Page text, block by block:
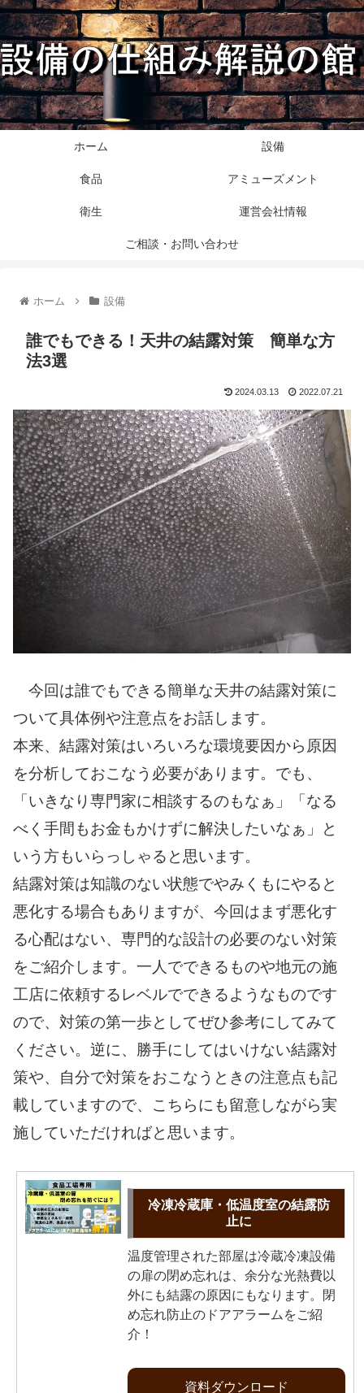
ホーム 設備
食品 アミューズメント
衛生 運営会社情報
ご相談・お問い合わせ
ホーム 設備
誰でもできる！天井の結露対策 簡単な方
法3選
2024.03.13 2022.07.21
今回は誰でもできる簡単な天井の結露対策に
ついて具体例や注意点をお話します。
本来、結露対策はいろいろな環境要因から原因
を分析しておこなう必要があります。でも、
「いきなり専門家に相談するのもなぁ」「なる
べく手間もお金もかけずに解決したいなぁ」と
いう方もいらっしゃると思います。
結露対策は知識のない状態でやみくもにやると
悪化する場合もありますが、今回はまず悪化す
る心配はない、専門的な設計の必要のない対策
をご紹介します。一人でできるものや地元の施
工店に依頼するレベルでできるようなものです
ので、対策の第一歩としてぜひ参考にしてみて
ください。逆に、勝手にしてはいけない結露対
策や、自分で対策をおこなうときの注意点も記
載していますので、こちらにも留意しながら実
施していただければと思います。
冷凍冷蔵庫・低温度室の結露防
止に
温度管理された部屋は冷蔵冷凍設備
の扉の閉め忘れは、余分な光熱費以
外にも結露の原因にもなります。閉
め忘れ防止のドアアラームをご紹
介！
資料ダウンロード